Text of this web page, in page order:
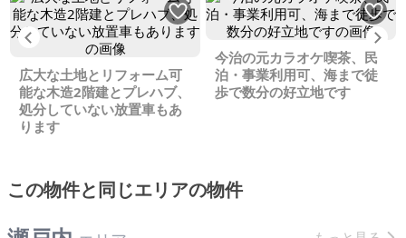
Previous
広大な土地とリフォーム可
能な木造2階建とプレハブ、
処分していない放置車もあ
ります
今治の元カラオケ喫茶、民
泊・事業利用可、海まで徒
歩で数分の好立地です
この物件と同じエリアの物件